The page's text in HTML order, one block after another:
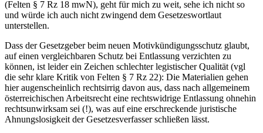
(Felten § 7 Rz 18 mwN), geht fürmich zu weit, sehe ich nicht so
und würde ich auch nicht zwingend dem Gesetzeswortlaut
unterstellen.
Dass der Gesetzgeber beim neuen Motivkündigungsschutz glaubt,
auf einen vergleichbaren Schutz bei Entlassung verzichten zu
können, ist leider ein Zeichen schlechter legistischer Qualität (vgl
die sehr klare Kritik von Felten § 7 Rz 22): Die Materialien gehen
hier augenscheinlich rechtsirrig davon aus, dass nach allgemeinem
österreichischen Arbeitsrecht eine rechtswidrige Entlassung ohnehin
rechtsunwirksam sei (!), was auf eine erschreckende juristische
Ahnungslosigkeit der Gesetzesverfasser schließen lässt.